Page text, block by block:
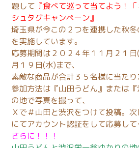
題して 『食べて巡って当てよう！
シュタグキャンペーン』
埼玉県が今この２つを連携した秋
を実施しています。
応募期間は２０２４年１１月２１
月１９日(水)まで、
素敵な商品が合計３５名様に当たり
参加方法は『山田うどん』または
の地で写真を撮って、
Ｘで＃山田と渋沢をつけて投稿。
にてアカウント認証をして応募して
さらに！！！